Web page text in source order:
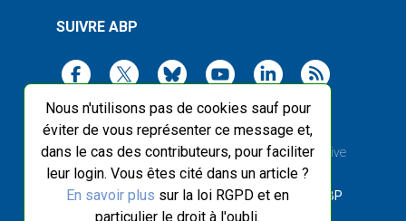
Nous n'utilisons pas de cookies sauf pour
éviter de vous représenter ce message et,
dans le cas des contributeurs, pour faciliter
leur login. Vous êtes cité dans un article ?
En savoir plus sur la loi RGPD et en
particulier le droit à l'oubli.
SUIVRE ABP
2003-2026 ©Agence Bretagne Presse, sauf Creative
Commons
Front-end design :Breizhek Studio , Back-end : ABP